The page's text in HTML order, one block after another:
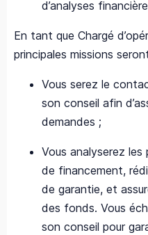
d’analyses
En tant que Chargé
principales missions
Vous serez le
son conseil afin
demandes ;
Vous analyserez
de financement,
de garantie, et
des fonds. Vous
son conseil pour